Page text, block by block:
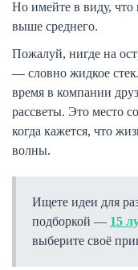
Но имейте в виду, что
выше среднего.
Пожалуй, нигде на
— словно жидкое
время в компании
рассветы. Это место
когда кажется, что
волны.
Ищете идеи для
подборкой — 15
выберите своё